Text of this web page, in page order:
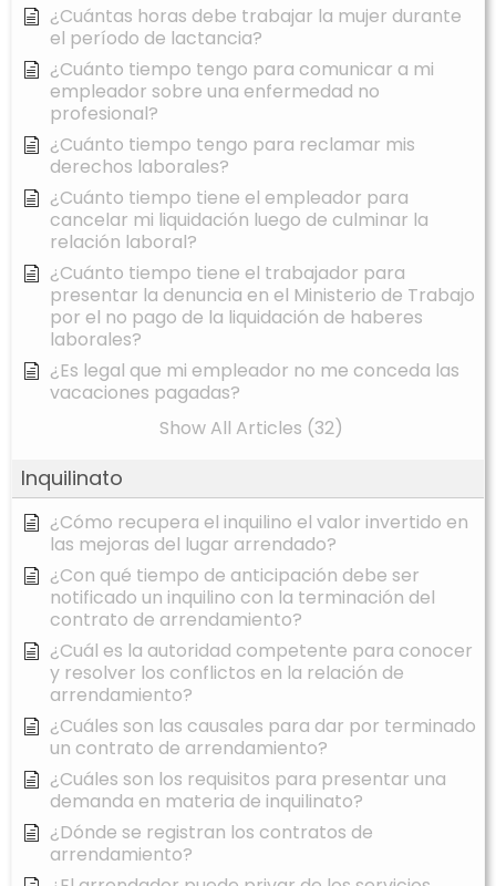
¿Cuántas horas debe trabajar la mujer durante
el período de lactancia?
¿Cuánto tiempo tengo para comunicar a mi
empleador sobre una enfermedad no
profesional?
¿Cuánto tiempo tengo para reclamar mis
derechos laborales?
¿Cuánto tiempo tiene el empleador para
cancelar mi liquidación luego de culminar la
relación laboral?
¿Cuánto tiempo tiene el trabajador para
presentar la denuncia en el Ministerio de Trabajo
por el no pago de la liquidación de haberes
laborales?
¿Es legal que mi empleador no me conceda las
vacaciones pagadas?
Show All Articles (32)
Inquilinato
¿Cómo recupera el inquilino el valor invertido en
las mejoras del lugar arrendado?
¿Con qué tiempo de anticipación debe ser
notificado un inquilino con la terminación del
contrato de arrendamiento?
¿Cuál es la autoridad competente para conocer
y resolver los conflictos en la relación de
arrendamiento?
¿Cuáles son las causales para dar por terminado
un contrato de arrendamiento?
¿Cuáles son los requisitos para presentar una
demanda en materia de inquilinato?
¿Dónde se registran los contratos de
arrendamiento?